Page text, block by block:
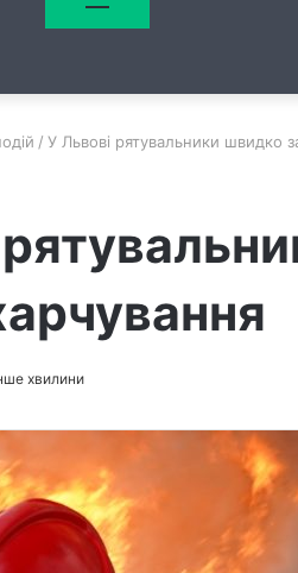
/ У Львові рятувальники швидко
хвилини